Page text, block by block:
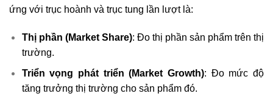
ứng với trục hoành và trục tung lần lượt là:
Thị phần (Market Share): Đo thị phần sản phẩm trên thị
trường.
Triển vọng phát triển (Market Growth): Đo mức độ
tăng trưởng thị trường cho sản phẩm đó.